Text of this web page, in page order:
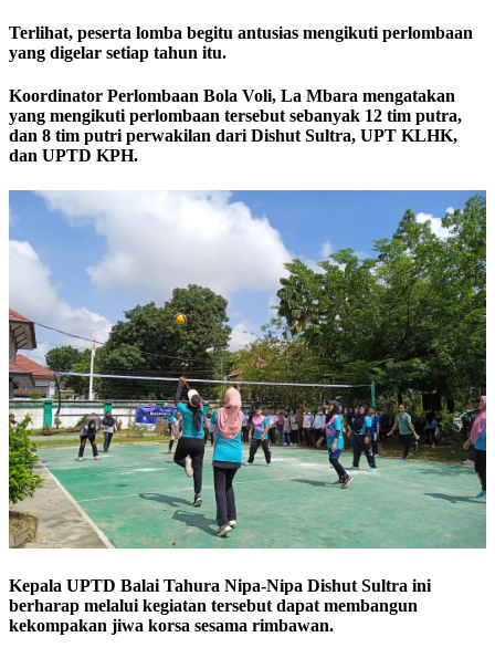
Terlihat, peserta lomba begitu antusias mengikuti perlombaan
yang digelar setiap tahun itu.
Koordinator Perlombaan Bola Voli, La Mbara mengatakan
yang mengikuti perlombaan tersebut sebanyak 12 tim putra,
dan 8 tim putri perwakilan dari Dishut Sultra, UPT KLHK,
dan UPTD KPH.
Kepala UPTD Balai Tahura Nipa-Nipa Dishut Sultra ini
berharap melalui kegiatan tersebut dapat membangun
kekompakan jiwa korsa sesama rimbawan.